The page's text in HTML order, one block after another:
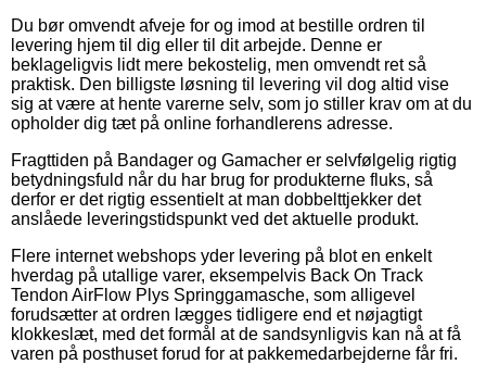
Du bør omvendt afveje for og imod at bestille ordren til
levering hjem til dig eller til dit arbejde. Denne er
beklageligvis lidt mere bekostelig, men omvendt ret så
praktisk. Den billigste løsning til levering vil dog altid vise
sig at være at hente varerne selv, som jo stiller krav om at du
opholder dig tæt på online forhandlerens adresse.
Fragttiden på Bandager og Gamacher er selvfølgelig rigtig
betydningsfuld når du har brug for produkterne fluks, så
derfor er det rigtig essentielt at man dobbelttjekker det
anslåede leveringstidspunkt ved det aktuelle produkt.
Flere internet webshops yder levering på blot en enkelt
hverdag på utallige varer, eksempelvis Back On Track
Tendon AirFlow Plys Springgamasche, som alligevel
forudsætter at ordren lægges tidligere end et nøjagtigt
klokkeslæt, med det formål at de sandsynligvis kan nå at få
varen på posthuset forud for at pakkemedarbejderne får fri.